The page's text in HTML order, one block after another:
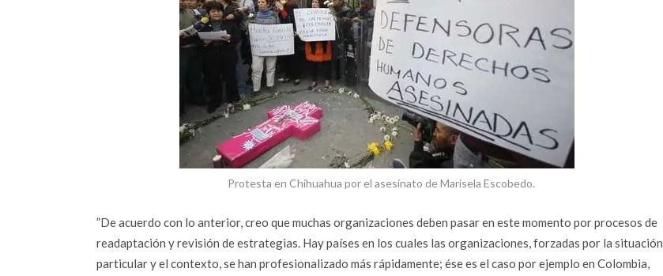
Protesta en Chihuahua por el asesinato de Marisela Escobedo.
”De acuerdo con lo anterior, creo que muchas organizaciones deben pasar en este momento por procesos de
readaptación y revisión de estrategias. Hay países en los cuales las organizaciones, forzadas por la situación
particular y el contexto, se han profesionalizado más rápidamente; ése es el caso por ejemplo en Colombia,